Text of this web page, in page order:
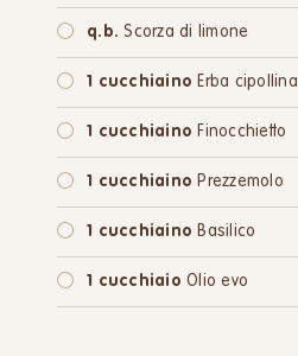
q.b. Scorza di limone
1 cucchiaino Erba cipollina
1 cucchiaino Finocchietto
1 cucchiaino Prezzemolo
1 cucchiaino Basilico
1 cucchiaio Olio evo